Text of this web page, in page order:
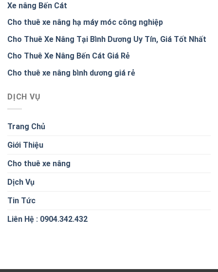
Xe nâng Bến Cát
Cho thuê xe nâng hạ máy móc công nghiệp
Cho Thuê Xe Nâng Tại Bình Dương Uy Tín, Giá Tốt Nhất
Cho Thuê Xe Nâng Bến Cát Giá Rẻ
Cho thuê xe nâng bình dương giá rẻ
DỊCH VỤ
Trang Chủ
Giới Thiệu
Cho thuê xe nâng
Dịch Vụ
Tin Tức
Liên Hệ : 0904.342.432